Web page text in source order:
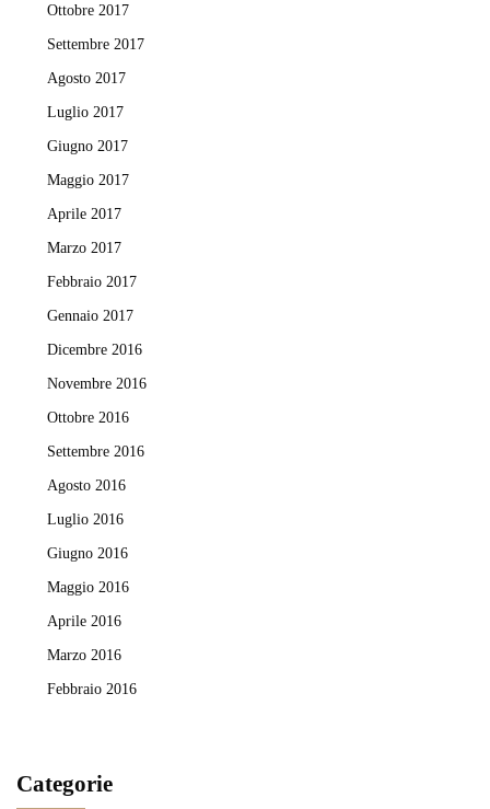
Ottobre 2017
Settembre 2017
Agosto 2017
Luglio 2017
Giugno 2017
Maggio 2017
Aprile 2017
Marzo 2017
Febbraio 2017
Gennaio 2017
Dicembre 2016
Novembre 2016
Ottobre 2016
Settembre 2016
Agosto 2016
Luglio 2016
Giugno 2016
Maggio 2016
Aprile 2016
Marzo 2016
Febbraio 2016
Categorie